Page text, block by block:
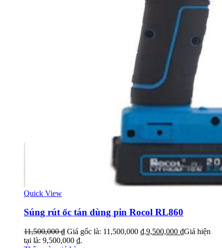
Quick View
Súng rút ốc tán dùng pin Rocol RL860
11,500,000₫ Giá gốc là: 11,500,000 ₫.9,500,000 ₫Giá hiện
tại là: 9,500,000 ₫.